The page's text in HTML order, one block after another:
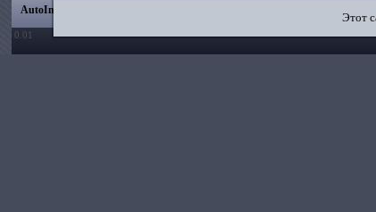
AutoInstruction.ru
0.01
Этот